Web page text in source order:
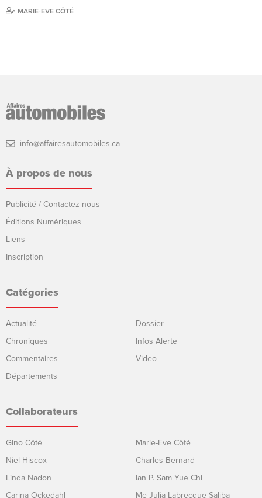
MARIE-EVE CÔTÉ
info@affairesautomobiles.ca
À propos de nous
Publicité / Contactez-nous
Éditions Numériques
Liens
Inscription
Catégories
Actualité
Chroniques
Commentaires
Départements
Dossier
Infos Alerte
Video
Collaborateurs
Gino Côté
Niel Hiscox
Linda Nadon
Carina Ockedahl
Marie-Eve Côté
Charles Bernard
Ian P. Sam Yue Chi
Me Julia Labrecque-Saliba